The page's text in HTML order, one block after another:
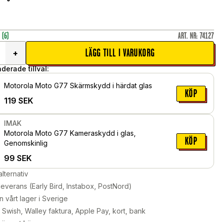
(6) ART. NR: 74127
+
LÄGG TILL I VARUKORG
tillval:
Motorola Moto G77 Skärmskydd i härdat glas
119 SEK
KÖP
IMAK
Motorola Moto G77 Kameraskydd i glas,
Genomskinlig
99 SEK
KÖP
(Early Bird, Instabox, PostNord)
vårt lager i Sverige
Swish, Walley faktura, Apple Pay, kort, bank